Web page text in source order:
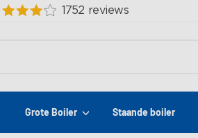
Grote Boiler Staande boiler